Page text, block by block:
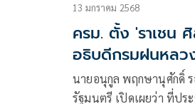
13 มกราคม 2568
ครม. ตั้ง 'ราเชน
อธิบดีกรมฝนหลว
นายอนุกูล พฤกษานุศักดิ์
รัฐมนตรี เปิดเผยว่า ที่ป